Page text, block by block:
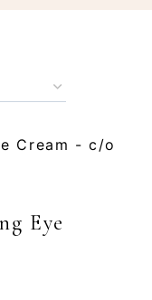
Eye